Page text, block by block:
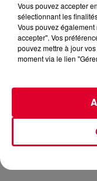
Vous pouvez accepter
sélectionnant les
Vous pouvez
accepter". Vos
pouvez mettre à jour
moment via le lien